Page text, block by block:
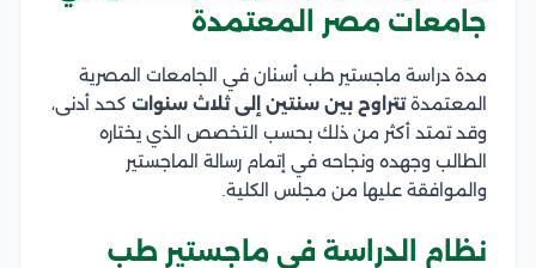
جامعات مصر المعتمدة
مدة دراسة ماجستير طب أسنان في الجامعات المصرية
المعتمدةتتراوح بين سنتين إلى ثلاث سنوات كحد أدنى،
وقد تمتد أكثر من ذلك بحسب التخصص الذي يختاره
الطالب وجهده ونجاحه في إتمام رسالة الماجستير
والموافقة عليها من مجلس الكلية.
نظام الدراسة في ماجستير طب